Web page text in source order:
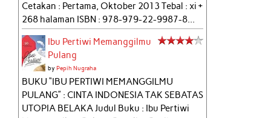
Cetakan : Pertama, Oktober 2013 Tebal : xi +
268 halaman ISBN : 978-979-22-9987-8...
Ibu Pertiwi Memanggilmu
Pulang
byPepih Nugraha
BUKU “IBU PERTIWI MEMANGGILMU
PULANG” : CINTA INDONESIA TAK SEBATAS
UTOPIA BELAKA Judul Buku : Ibu Pertiwi